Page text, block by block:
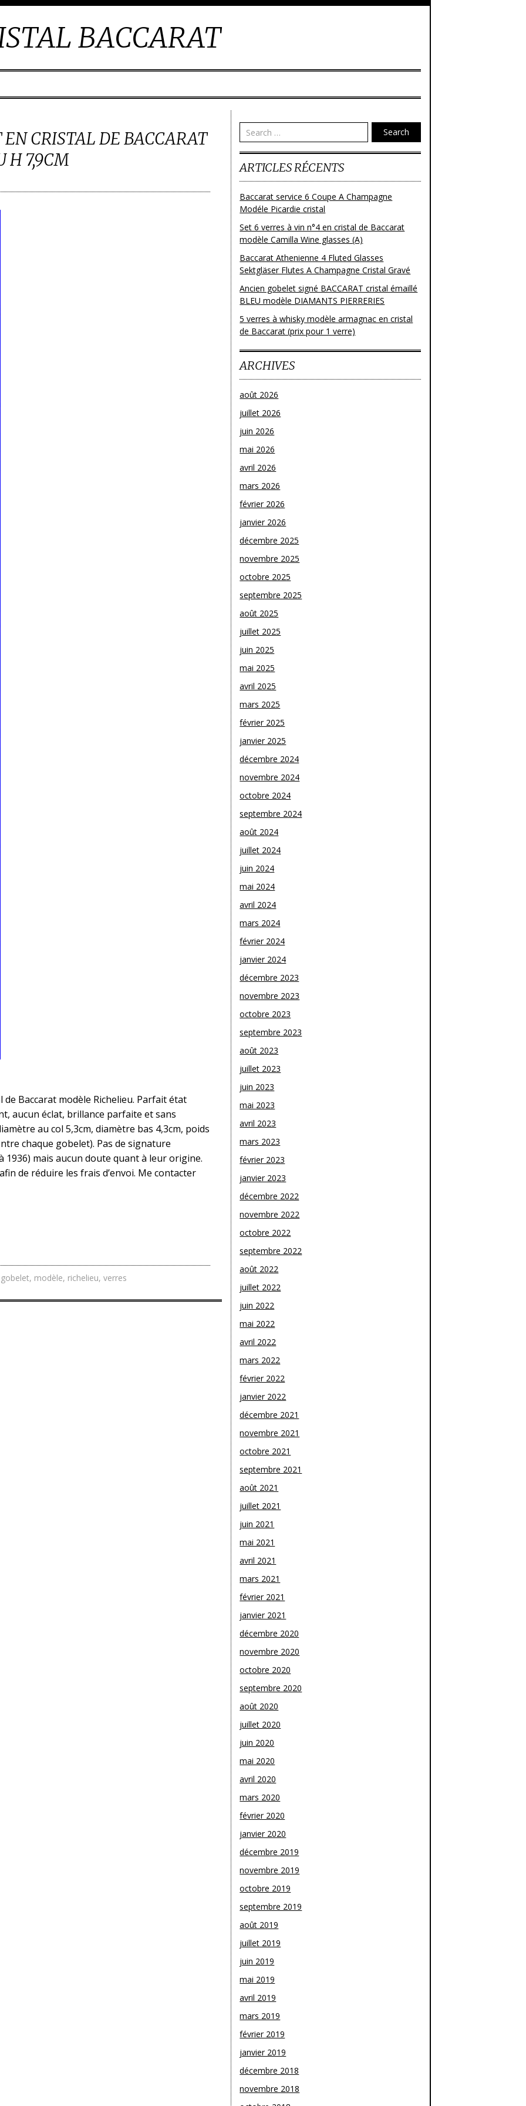
BACCARAT
EN CRISTAL DE BACCARAT
H 7,9CM
Baccarat modèle Richelieu. Parfait état
aucun éclat, brillance parfaite et sans
au col 5,3cm, diamètre bas 4,3cm, poids
chaque gobelet). Pas de signature
mais aucun doute quant à leur origine.
de réduire les frais d’envoi. Me contacter
gobelet, modèle, richelieu, verres
Search
ARTICLES RÉCENTS
Baccarat service 6 Coupe A Champagne
Modéle Picardie cristal
Set 6 verres à vin n°4 en cristal de Baccarat
modèle Camilla Wine glasses (A)
Baccarat Athenienne 4 Fluted Glasses
Sektgläser Flutes A Champagne Cristal Gravé
Ancien gobelet signé BACCARAT cristal émaillé
BLEU modèle DIAMANTS PIERRERIES
5 verres à whisky modèle armagnac en cristal
de Baccarat (prix pour 1 verre)
ARCHIVES
août 2026
juillet 2026
juin 2026
mai 2026
avril 2026
mars 2026
février 2026
janvier 2026
décembre 2025
novembre 2025
octobre 2025
septembre 2025
août 2025
juillet 2025
juin 2025
mai 2025
avril 2025
mars 2025
février 2025
janvier 2025
décembre 2024
novembre 2024
octobre 2024
septembre 2024
août 2024
juillet 2024
juin 2024
mai 2024
avril 2024
mars 2024
février 2024
janvier 2024
décembre 2023
novembre 2023
octobre 2023
septembre 2023
août 2023
juillet 2023
juin 2023
mai 2023
avril 2023
mars 2023
février 2023
janvier 2023
décembre 2022
novembre 2022
octobre 2022
septembre 2022
août 2022
juillet 2022
juin 2022
mai 2022
avril 2022
mars 2022
février 2022
janvier 2022
décembre 2021
novembre 2021
octobre 2021
septembre 2021
août 2021
juillet 2021
juin 2021
mai 2021
avril 2021
mars 2021
février 2021
janvier 2021
décembre 2020
novembre 2020
octobre 2020
septembre 2020
août 2020
juillet 2020
juin 2020
mai 2020
avril 2020
mars 2020
février 2020
janvier 2020
décembre 2019
novembre 2019
octobre 2019
septembre 2019
août 2019
juillet 2019
juin 2019
mai 2019
avril 2019
mars 2019
février 2019
janvier 2019
décembre 2018
novembre 2018